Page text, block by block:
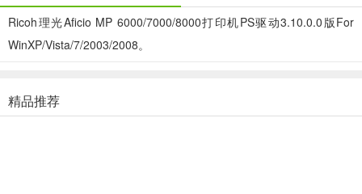
Ricoh理光Aficio MP 6000/7000/8000打印机PS驱动3.10.0.0版For
WinXP/Vista/7/2003/2008。
精品推荐